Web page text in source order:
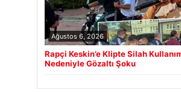
Ağustos 6, 2026
Rapçi Keskin’e Klipte Silah
Nedeniyle Gözaltı Şoku